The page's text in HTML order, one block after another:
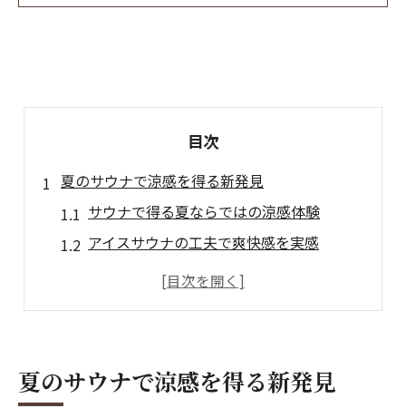
目次
夏のサウナで涼感を得る新発見
サウナで得る夏ならではの涼感体験
アイスサウナの工夫で爽快感を実感
夏サウナで整わない悩みを解決する方法
体調管理に役立つサウナの涼感術
サウナ利用で体調を整えるコツ
夏のサウナで涼感を得る新発見